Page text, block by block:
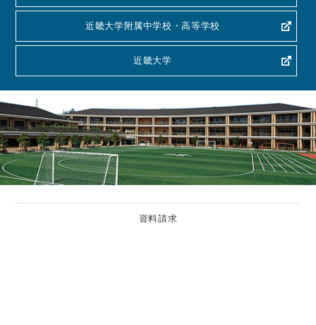
近畿大学附属中学校・高等学校
近畿大学
資料請求